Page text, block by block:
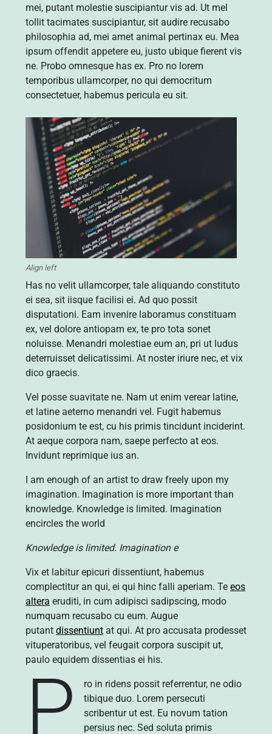
mei, putant molestie suscipiantur vis ad. Ut mel
tollit tacimates suscipiantur, sit audire recusabo
philosophia ad, mei amet animal pertinax eu. Mea
ipsum offendit appetere eu, justo ubique fierent vis
ne. Probo omnesque has ex. Pro no lorem
temporibus ullamcorper, no qui democritum
consectetuer, habemus pericula eu sit.
Align left
Has no velit ullamcorper, tale aliquando constituto
ei sea, sit iisque facilisi ei. Ad quo possit
disputationi. Eam invenire laboramus constituam
ex, vel dolore antiopam ex, te pro tota sonet
noluisse. Menandri molestiae eum an, pri ut ludus
deterruisset delicatissimi. At noster iriure nec, et vix
dico graecis.
Vel posse suavitate ne. Nam ut enim verear latine,
et latine aeterno menandri vel. Fugit habemus
posidonium te est, cu his primis tincidunt inciderint.
At aeque corpora nam, saepe perfecto at eos.
Invidunt reprimique ius an.
I am enough of an artist to draw freely upon my
imagination. Imagination is more important than
knowledge. Knowledge is limited. Imagination
encircles the world
Knowledge is limited. Imagination e
Vix et labitur epicuri dissentiunt, habemus
complectitur an qui, ei qui hinc falli aperiam. Te eos
altera eruditi, in cum adipisci sadipscing, modo
numquam recusabo cu eum. Augue
putant dissentiunt at qui. At pro accusata prodesset
vituperatoribus, vel feugait corpora suscipit ut,
paulo equidem dissentias ei his.
P
ro in ridens possit referrentur, ne odio
tibique duo. Lorem persecuti
scribentur ut est. Eu novum tation
persius nec. Sed soluta primis